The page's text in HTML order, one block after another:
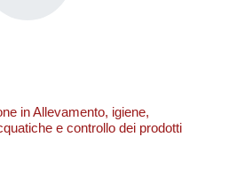
in Allevamento, igiene,
e controllo dei prodotti